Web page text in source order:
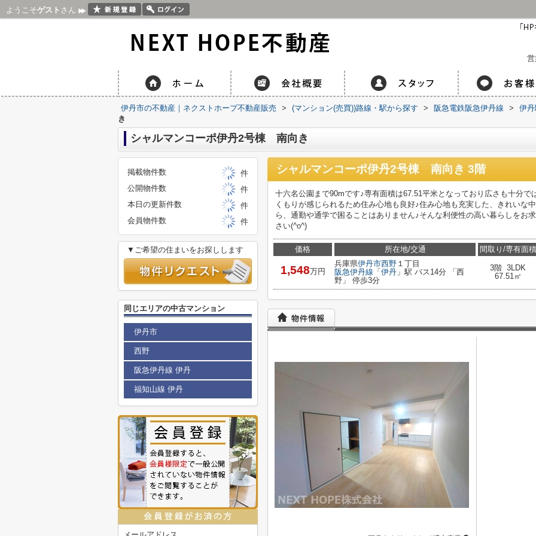
ようこそゲスト さん
伊丹市の不動産｜ネクストホープ不動産販売 > (マンション(売買))路線・駅から探す > 阪急電鉄阪急伊丹線 >
伊
き
シャルマンコーポ伊丹2号棟 南向き
シャルマンコーポ伊丹2号棟 南向き 3階
十六名公園まで90mです♪専有面積は67.51平米となっており広さも十分
くもりが感じられるため住み心地も良好♪住み心地も充実した、きれいな
ら、通勤や通学で困ることはありません♪そんな利便性の高い暮らしをお
さい(^o^)
価格
1,548万円
所在地/交通
兵庫県伊丹市西野 １丁目
阪急伊丹線 「 伊丹 」駅 バス14分 「西
野」 停歩3分
間取り/専有面積
3階 3LDK
67.51㎡
掲載物件数
件
公開物件数
件
本日の更新件数
件
会員物件数
件
▼ご希望の住まいをお探しします
同じエリアの中古マンション
伊丹市
西野
阪急伊丹線 伊丹
福知山線 伊丹